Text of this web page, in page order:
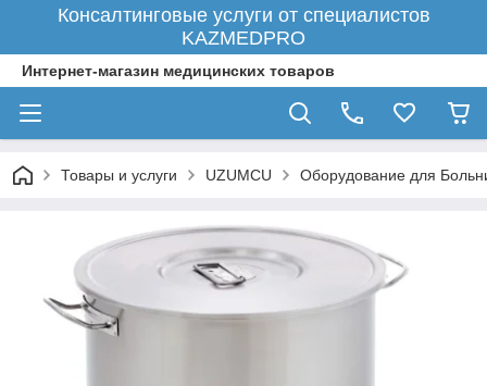
Консалтинговые услуги от специалистов
KAZMEDPRO
Интернет-магазин медицинских товаров
Товары и услуги UZUMCU Оборудование для